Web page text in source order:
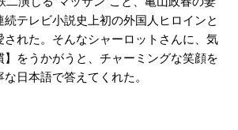
テレビ小説史上初の外国人ヒロインと
された。そんなシャーロットさんに、気
】をうかがうと、チャーミングな笑顔を
日本語で答えてくれた。